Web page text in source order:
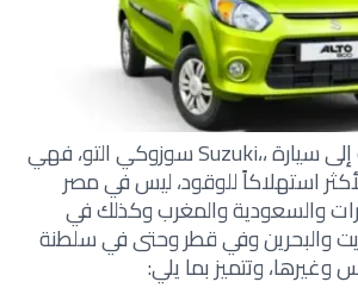
كذلك الأمر بالنسبة إلى سيارة ،،Suzuki سوزوكي التو، فهي
استهلاكاً للوقود، ليس في مصر
والسعودية والمغرب وكذلك في
والبحرين وفي قطر وحتى في سلطنة
وغيرها، وتتميز بما يلي: